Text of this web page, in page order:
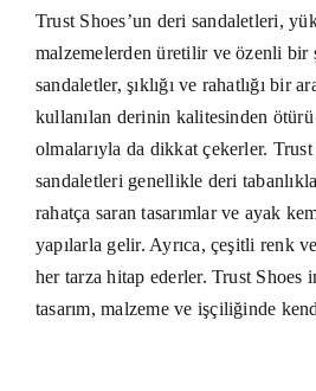
Trust Shoes’un deri sandaletleri,
malzemelerden üretilir ve özenli bir
sandaletler, şıklığı ve rahatlığı bir
kullanılan derinin kalitesinden
olmalarıyla da dikkat çekerler. Trust
sandaletleri genellikle deri
rahatça saran tasarımlar ve ayak
yapılarla gelir. Ayrıca, çeşitli renk
her tarza hitap ederler. Trust Shoes
tasarım, malzeme ve işçiliğinde